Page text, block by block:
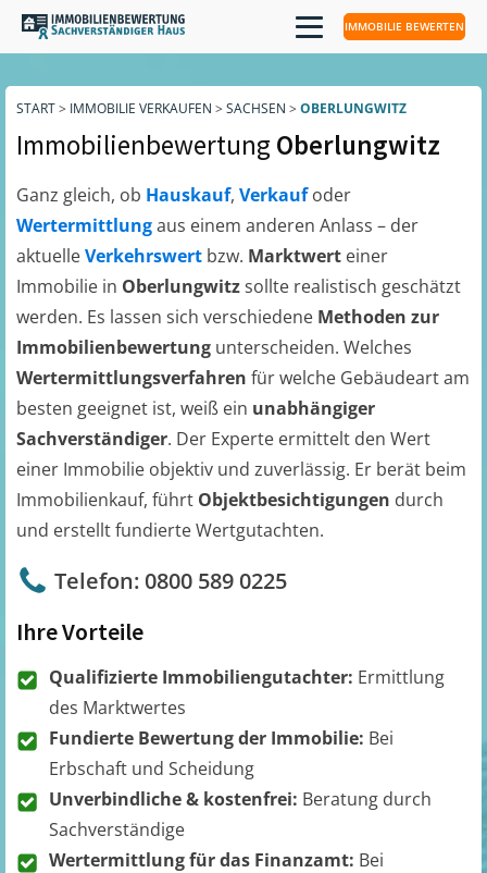
IMMOBILIE BEWERTEN
START> IMMOBILIE VERKAUFEN > SACHSEN > OBERLUNGWITZ
ImmobilienbewertungOberlungwitz
Ganz gleich, ob Hauskauf, Verkaufoder
Wertermittlungaus einem anderen Anlass – der
aktuelleVerkehrswert bzw. Marktwert einer
Immobilie in Oberlungwitzsollte realistisch geschätzt
werden. Es lassen sich verschiedene Methoden zur
Immobilienbewertung unterscheiden. Welches
Wertermittlungsverfahren für welche Gebäudeart am
besten geeignet ist, weiß ein unabhängiger
Sachverständiger. Der Experte ermittelt den Wert
einer Immobilie objektiv und zuverlässig. Er berät beim
Immobilienkauf, führt Objektbesichtigungen durch
und erstellt fundierte Wertgutachten.
Telefon: 0800 589 0225
Ihre Vorteile
Qualifizierte Immobiliengutachter: Ermittlung
des Marktwertes
Fundierte Bewertung der Immobilie: Bei
Erbschaft und Scheidung
Unverbindliche & kostenfrei: Beratung durch
Sachverständige
Wertermittlung für das Finanzamt: Bei